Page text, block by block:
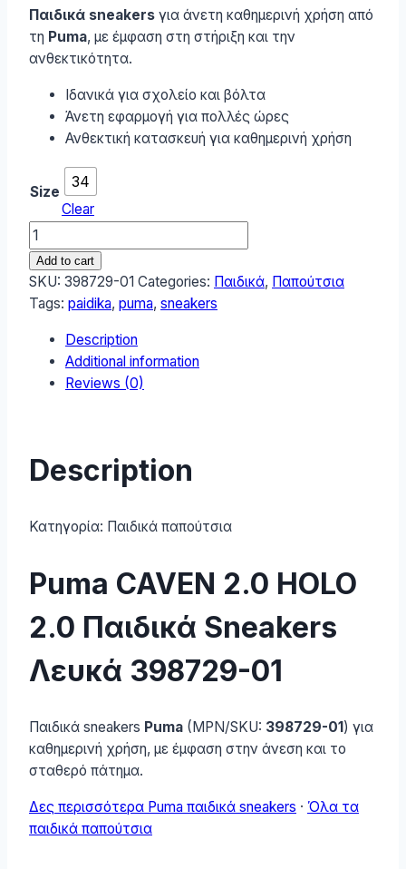
Παιδικά sneakers για άνετη καθημερινή χρήση από
τη Puma, με έμφαση στη στήριξη και την
ανθεκτικότητα.
Ιδανικά για σχολείο και βόλτα
Άνετη εφαρμογή για πολλές ώρες
Ανθεκτική κατασκευή για καθημερινή χρήση
Size
34
Clear
Puma
CAVEN
2.0
HOLO
Παιδικά
Sneakers
Λευκά
Add to cart
SKU: 398729-01 Categories: Παιδικά, Παπούτσια
Tags: paidika, puma, sneakers
Description
Additional information
Reviews (0)
Description
Κατηγορία: Παιδικά παπούτσια
Puma CAVEN 2.0 HOLO
2.0 Παιδικά Sneakers
Λευκά 398729-01
Παιδικά sneakers Puma (MPN/SKU: 398729-01 ) για
καθημερινή χρήση, με έμφαση στην άνεση και το
σταθερό πάτημα.
Δες περισσότερα Puma παιδικά sneakers · Όλα τα
παιδικά παπούτσια